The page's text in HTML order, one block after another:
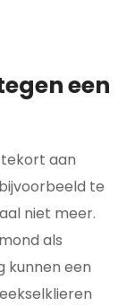
een
aan
te
niet meer.
als
kunnen een